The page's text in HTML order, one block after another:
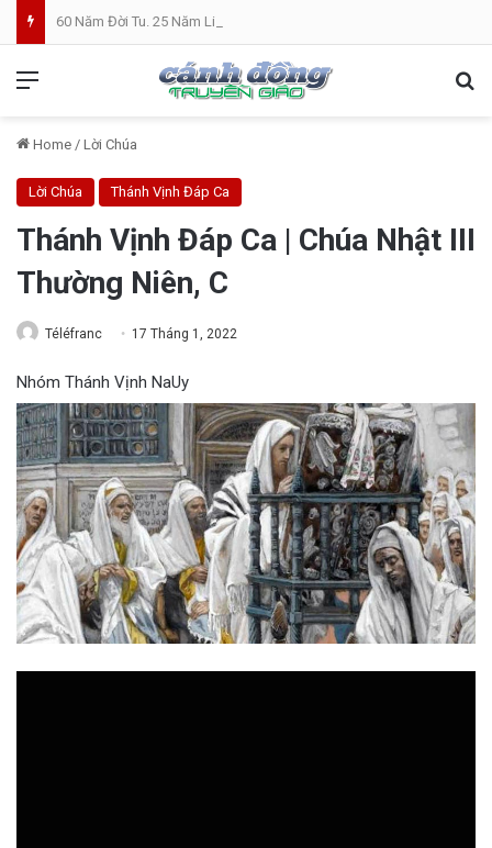
Home / Lời Chúa
Lời Chúa Thánh Vịnh Đáp Ca
Thánh Vịnh Đáp Ca | Chúa Nhật III
Thường Niên, C
Téléfranc 17 Tháng 1, 2022
Nhóm Thánh Vịnh NaUy